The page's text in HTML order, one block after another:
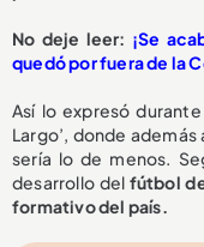
No deje leer: ¡Se
quedó por fuera de la
Así lo expresó
Largo’, donde
sería lo de menos.
desarrollo del fútbol
formativo del país.